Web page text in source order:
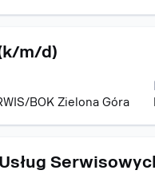
m/d)
BOK Zielona Góra